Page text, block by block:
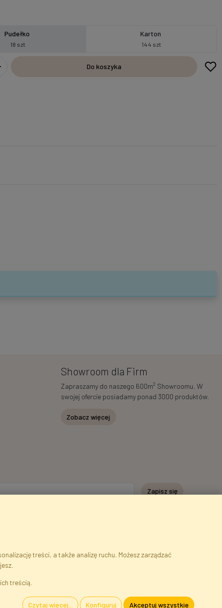
Pudełko
18 szt
Karton
144 szt
Do koszyka
Showroom dla Firm
Zapraszamy do naszego 600m2 Showroomu. W
swojej ofercie posiadamy ponad 3000 produktów.
Zobacz więcej
Zapisz się
treści, a także analizę ruchu. Możesz zarządzać
treścią.
Czytaj więcej... Konfiguruj Akceptuj wszystkie